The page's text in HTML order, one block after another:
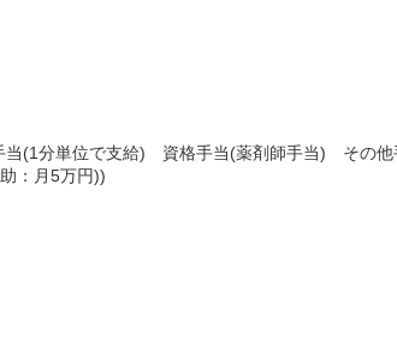
(1分単位で支給) 資格手当(薬剤師手当) その他
：月5万円))